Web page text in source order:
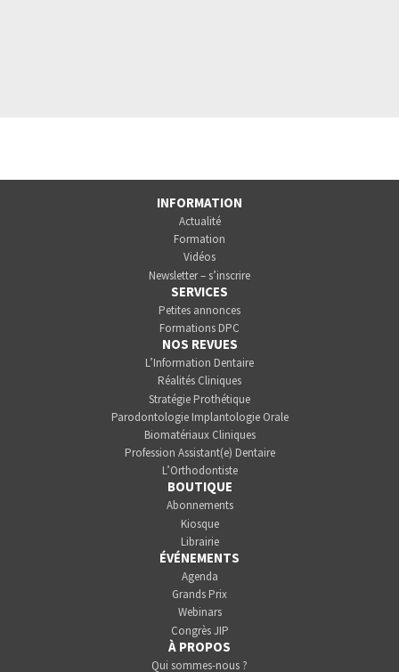
INFORMATION
Actualité
Formation
Vidéos
Newsletter – s’inscrire
SERVICES
Petites annonces
Formations DPC
NOS REVUES
L’Information Dentaire
Réalités Cliniques
Stratégie Prothétique
Parodontologie Implantologie Orale
Biomatériaux Cliniques
Profession Assistant(e) Dentaire
L’Orthodontiste
BOUTIQUE
Abonnements
Kiosque
Librairie
ÉVÉNEMENTS
Agenda
Grands Prix
Webinars
Congrès JIP
À PROPOS
Qui sommes-nous ?